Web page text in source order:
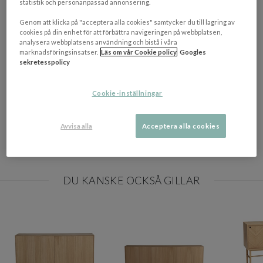
NEDLADDNINGAR
EGENSKAPER
Materialbeskrivning
DU KANSKE OCKSÅ GILLAR
statistik och personanpassad annonsering.
Genom att klicka på "acceptera alla cookies" samtycker du till lagring av
cookies på din enhet för att förbättra navigeringen på webbplatsen,
analysera webbplatsens användning och bistå i våra
marknadsföringsinsatser. Läs om vår Cookie policy Googles
sekretesspolicy
Cookie-inställningar
Avvisa alla Acceptera alla cookies